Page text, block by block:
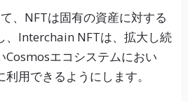
、NFTは固有の資産に対する
、Interchain NFTは、拡大し続
Cosmosエコシステムにおい
用できるようにします。